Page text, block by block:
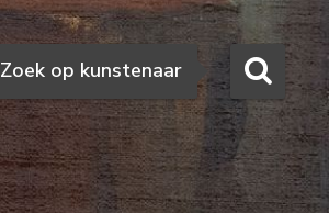
Zoeken
Zoek op kunstenaar